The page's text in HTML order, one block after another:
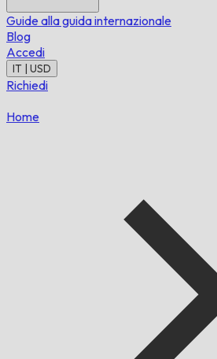
Guide alla guida internazionale
Blog
Accedi
IT | USD
Richiedi
Home